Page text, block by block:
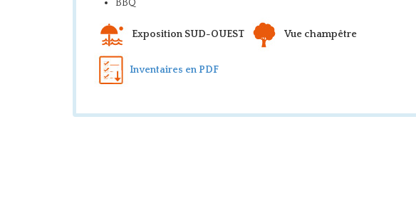
BBQ
Exposition SUD-OUEST Vue champêtre
Inventaires en PDF